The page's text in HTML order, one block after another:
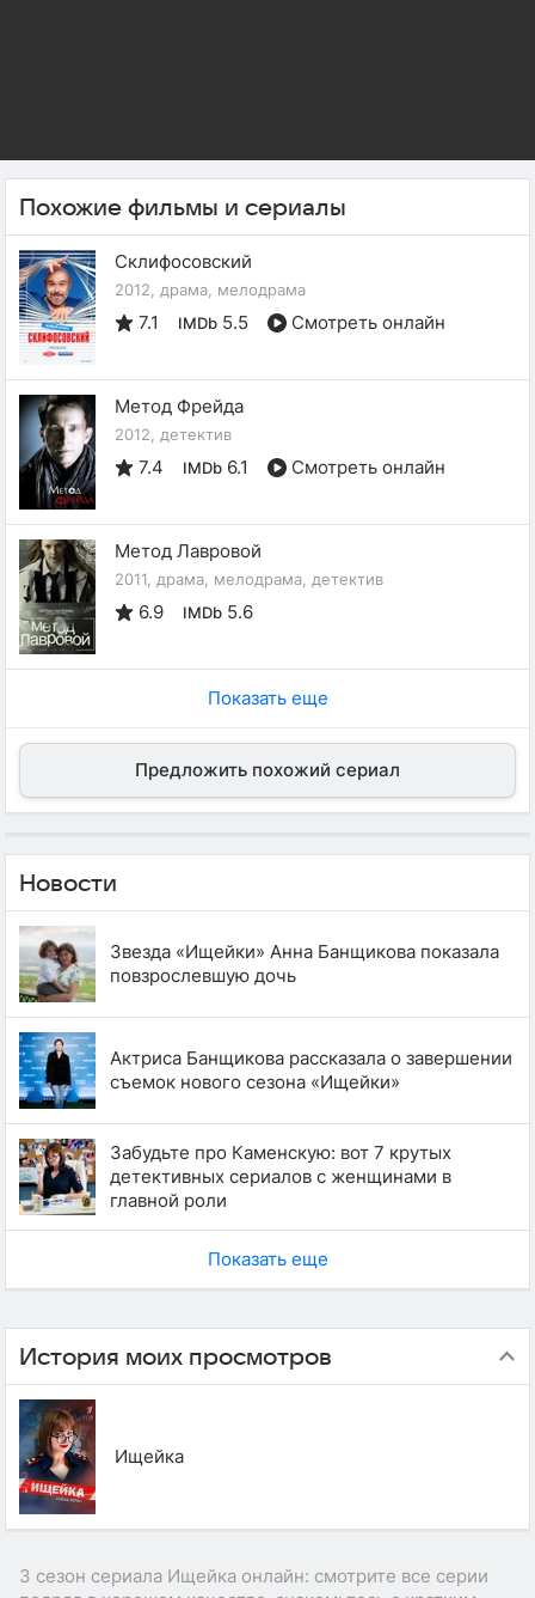
Похожие фильмы и сериалы
Склифосовский
2012, драма, мелодрама
7.1 IMDb 5.5 Смотреть онлайн
Метод Фрейда
2012, детектив
7.4 IMDb 6.1 Смотреть онлайн
Метод Лавровой
2011, драма, мелодрама, детектив
6.9 IMDb 5.6
Показать еще
Предложить похожий сериал
Новости
Звезда «Ищейки» Анна Банщикова показала
повзрослевшую дочь
Актриса Банщикова рассказала о завершении
съемок нового сезона «Ищейки»
Забудьте про Каменскую: вот 7 крутых
детективных сериалов с женщинами в
главной роли
Показать еще
История моих просмотров
Ищейка
3 сезон сериала Ищейка онлайн: смотрите все серии